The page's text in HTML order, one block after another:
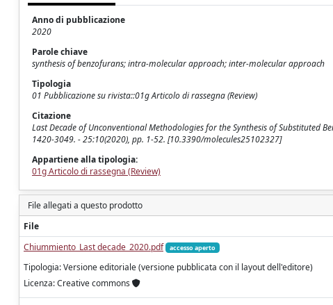
Anno di pubblicazione
2020
Parole chiave
synthesis of benzofurans; intra-molecular approach; inter-molecular approach
Tipologia
01 Pubblicazione su rivista::01g Articolo di rassegna (Review)
Citazione
Last Decade of Unconventional Methodologies for the Synthesis of Substituted
1420-3049. - 25:10(2020), pp. 1-52. [10.3390/molecules25102327]
Appartiene alla tipologia:
01g Articolo di rassegna (Review)
File allegati a questo prodotto
File
Chiummiento_Last decade_2020.pdf
accesso aperto
Tipologia: Versione editoriale (versione pubblicata con il layout dell'editore)
Licenza: Creative commons